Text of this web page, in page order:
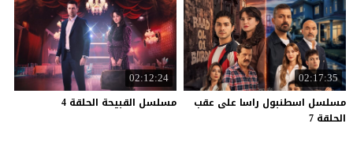
02:17:35
مسلسل اسطنبول راسا على عقب
الحلقة 7
02:12:24
مسلسل القبيحة الحلقة 4